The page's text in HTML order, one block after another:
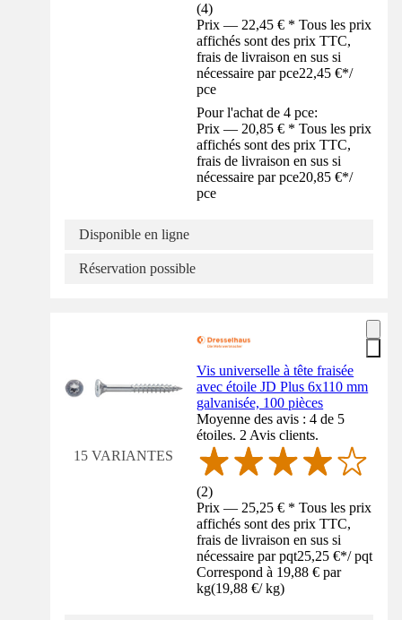
(4)
Prix — 22,45 € * Tous les prix
affichés sont des prix TTC,
frais de livraison en sus si
nécessaire par pce22,45 €*/
pce
Pour l'achat de 4 pce:
Prix — 20,85 € * Tous les prix
affichés sont des prix TTC,
frais de livraison en sus si
nécessaire par pce20,85 €*/
pce
Disponible en ligne
Réservation possible
15 VARIANTES
Vis universelle à tête fraisée
avec étoile JD Plus 6x110 mm
galvanisée, 100 pièces
Moyenne des avis : 4 de 5
étoiles. 2 Avis clients.
(2)
Prix — 25,25 € * Tous les prix
affichés sont des prix TTC,
frais de livraison en sus si
nécessaire par pqt25,25 €*/ pqt
Correspond à 19,88 € par
kg(19,88 €/ kg)